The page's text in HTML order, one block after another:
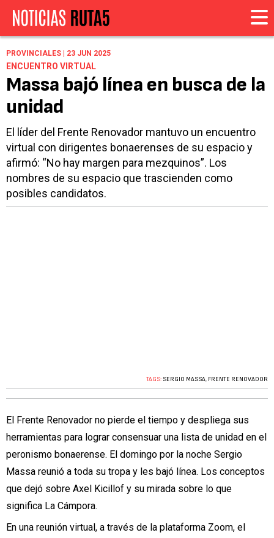
PROVINCIALES | 23 JUN 2025
ENCUENTRO VIRTUAL
Massa bajó línea en busca de la
unidad
El líder del Frente Renovador mantuvo un encuentro
virtual con dirigentes bonaerenses de su espacio y
afirmó: “No hay margen para mezquinos”. Los
nombres de su espacio que trascienden como
posibles candidatos.
TAGS: SERGIO MASSA, FRENTE RENOVADOR
El Frente Renovador no pierde el tiempo y despliega sus
herramientas para lograr consensuar una lista de unidad en el
peronismo bonaerense. El domingo por la noche Sergio
Massa reunió a toda su tropa y les bajó línea. Los conceptos
que dejó sobre Axel Kicillof y su mirada sobre lo que
significa La Cámpora.
En una reunión virtual, a través de la plataforma Zoom, el